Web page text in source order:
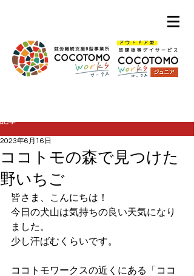
記事
ココトモの森で見つけた
野いちご
2023年6月16日
皆さま、こんにちは！
今日の犬山は気持ちの良い天気になり
ました。
少し汗ばむくらいです。
ココトモワークスの近くにある「ココ